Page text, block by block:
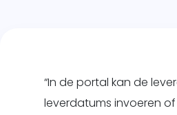
“In de portal kan de
leverdatums invoeren